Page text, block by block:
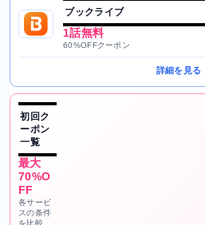
ブックライブ
1話無料
60%OFFクーポン
詳細を見る
初回ク
ーポン
一覧
最大
70%O
FF
各サービ
スの条件
を比較